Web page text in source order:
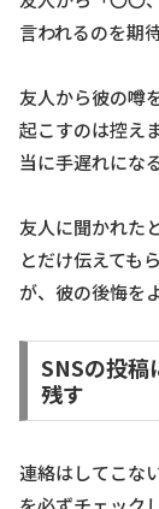
言われるのを期
友人から彼の噂
起こすのは控え
当に手遅れにな
友人に聞かれた
とだけ伝えても
が、彼の後悔を
SNSの投稿
残す
連絡はしてこな